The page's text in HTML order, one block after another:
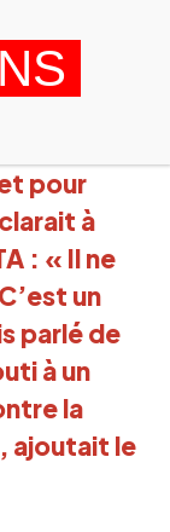
pour
à
: « Il ne
un
parlé de
à un
la
ajoutait le